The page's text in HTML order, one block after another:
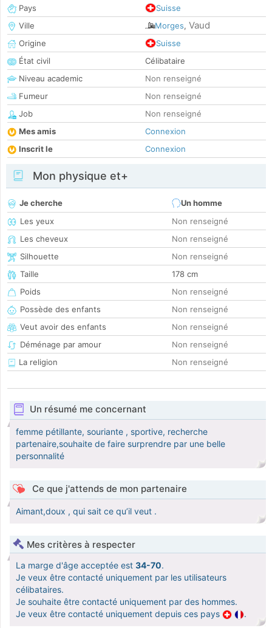
Pays
Suisse
Ville
Morges, Vaud
Origine
Suisse
État civil
Célibataire
Niveau academic
Non renseigné
Fumeur
Non renseigné
Job
Non renseigné
Mes amis
Connexion
Inscrit le
Connexion
Mon physique et+
Je cherche
Un homme
Les yeux
Non renseigné
Les cheveux
Non renseigné
Silhouette
Non renseigné
Taille
178 cm
Poids
Non renseigné
Possède des enfants
Non renseigné
Veut avoir des enfants
Non renseigné
Déménage par amour
Non renseigné
La religion
Non renseigné
Un résumé me concernant
femme pétillante, souriante , sportive, recherche
partenaire,souhaite de faire surprendre par une belle
personnalité
Ce que j'attends de mon partenaire
Aimant,doux , qui sait ce qu’il veut .
Mes critères à respecter
La marge d'âge acceptée est 34-70.
Je veux être contacté uniquement par les utilisateurs
célibataires.
Je souhaite être contacté uniquement par des hommes.
Je veux être contacté uniquement depuis ces pays
.